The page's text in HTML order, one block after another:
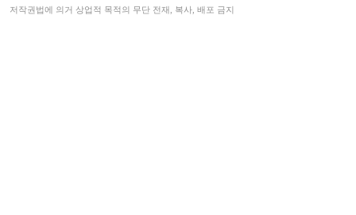
저작권법에 의거 상업적 목적의 무단 전재, 복사, 배포 금지